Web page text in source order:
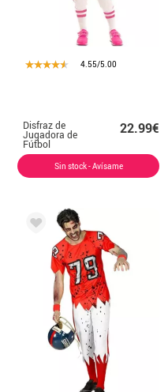
4.55/5.00
Disfraz de
Jugadora de
Fútbol
Americano para
22.99€
Sin stock - Avísame